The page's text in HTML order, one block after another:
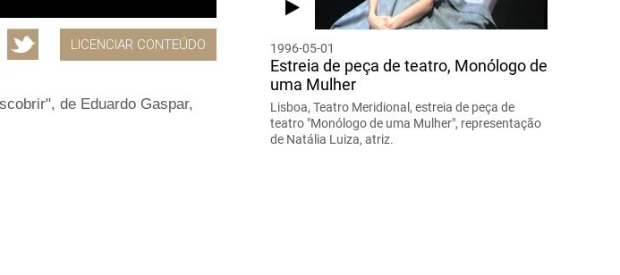
LICENCIAR CONTEÚDO
de Eduardo Gaspar,
1996-05-01
Estreia de peça de teatro, Monólogo de
uma Mulher
Lisboa, Teatro Meridional, estreia de peça de
teatro "Monólogo de uma Mulher", representação
de Natália Luiza, atriz.